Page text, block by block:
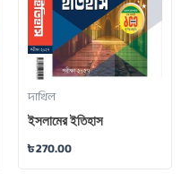
দাখিল
ইসলামের ইতিহাস
৳270.00